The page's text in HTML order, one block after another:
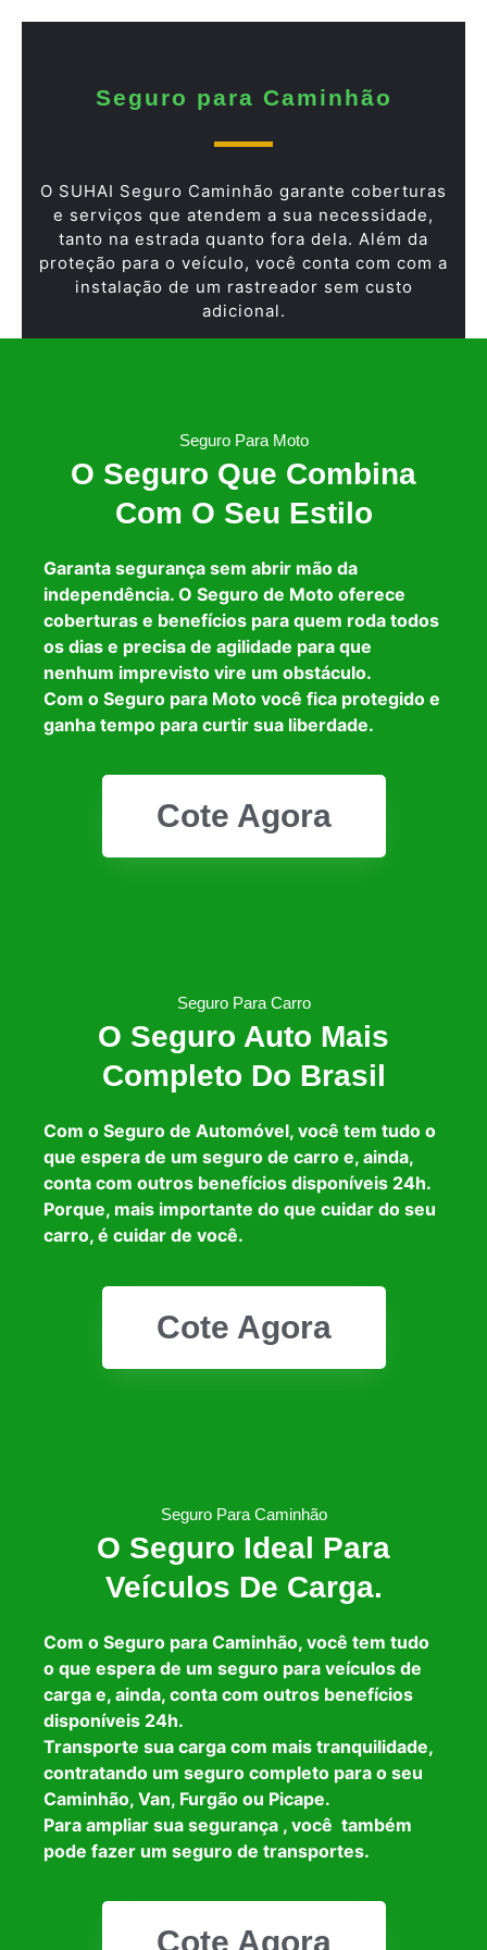
Seguro para Caminhão
O SUHAI Seguro Caminhão garante coberturas
e serviços que atendem a sua necessidade,
tanto na estrada quanto fora dela. Além da
proteção para o veículo, você conta com com a
instalação de um rastreador sem custo
adicional.
Seguro Para Moto
O Seguro Que Combina
Com O Seu Estilo
Garanta segurança sem abrir mão da
independência. O Seguro de Moto oferece
coberturas e benefícios para quem roda todos
os dias e precisa de agilidade para que
nenhum imprevisto vire um obstáculo.
Com o Seguro para Moto você fica protegido e
ganha tempo para curtir sua liberdade.
Cote Agora
Seguro Para Carro
O Seguro Auto Mais
Completo Do Brasil
Com o Seguro de Automóvel, você tem tudo o
que espera de um seguro de carro e, ainda,
conta com outros benefícios disponíveis 24h.
Porque, mais importante do que cuidar do seu
carro, é cuidar de você.
Cote Agora
Seguro Para Caminhão
O Seguro Ideal Para
Veículos De Carga.
Com o Seguro para Caminhão, você tem tudo
o que espera de um seguro para veículos de
carga e, ainda, conta com outros benefícios
disponíveis 24h.
Transporte sua carga com mais tranquilidade,
contratando um seguro completo para o seu
Caminhão, Van, Furgão ou Picape.
Para ampliar sua segurança , você também
pode fazer um seguro de transportes.
Cote Agora